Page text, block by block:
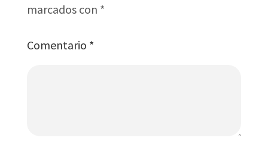
marcados con *
Comentario *